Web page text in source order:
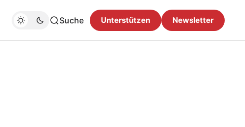
Suche Unterstützen Newsletter